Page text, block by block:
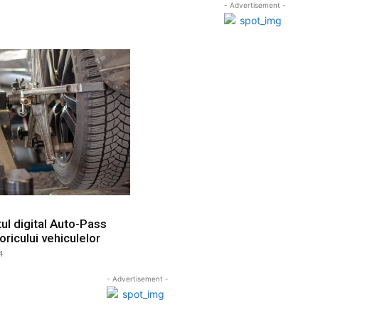
- Advertisement -
digital Auto-Pass
vehiculelor
- Advertisement -